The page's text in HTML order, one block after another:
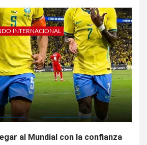
INTERNACIONAL
al Mundial con la confianza